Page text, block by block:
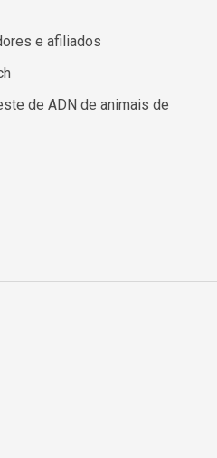
e afiliados
de ADN de animais de